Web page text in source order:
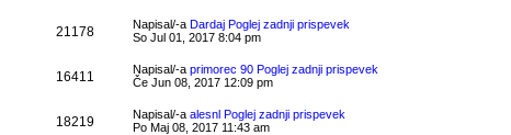
21178 Napisal/-a Dardaj Poglej zadnji prispevek
So Jul 01, 2017 8:04 pm
16411 Napisal/-a primorec 90 Poglej zadnji prispevek
Če Jun 08, 2017 12:09 pm
18219 Napisal/-a alesnl Poglej zadnji prispevek
Po Maj 08, 2017 11:43 am